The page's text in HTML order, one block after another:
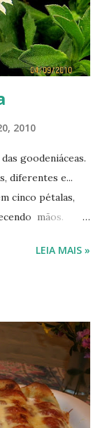
2010
goodeniáceas.
diferentes e...
cinco pétalas,
mãos.
Estas das
LEIA MAIS »